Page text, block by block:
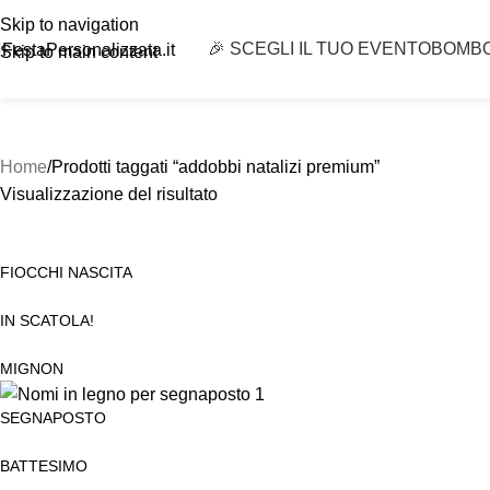
Skip to navigation
Skip to main content
FestaPersonalizzata.it 🎉 SCEGLI IL TUO EVENTO
Home Prodotti taggati “addobbi natalizi premium”
Visualizzazione del risultato
FIOCCHI NASCITA
IN SCATOLA!
MIGNON
SEGNAPOSTO
BATTESIMO